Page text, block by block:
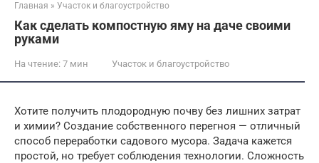
Главная » Участок и благоустройство
Как сделать компостную яму на даче своими
руками
На чтение: 7 мин Участок и благоустройство
Хотите получить плодородную почву без лишних затрат
и химии? Создание собственного перегноя — отличный
способ переработки садового мусора. Задача кажется
простой, но требует соблюдения технологии. Сложность